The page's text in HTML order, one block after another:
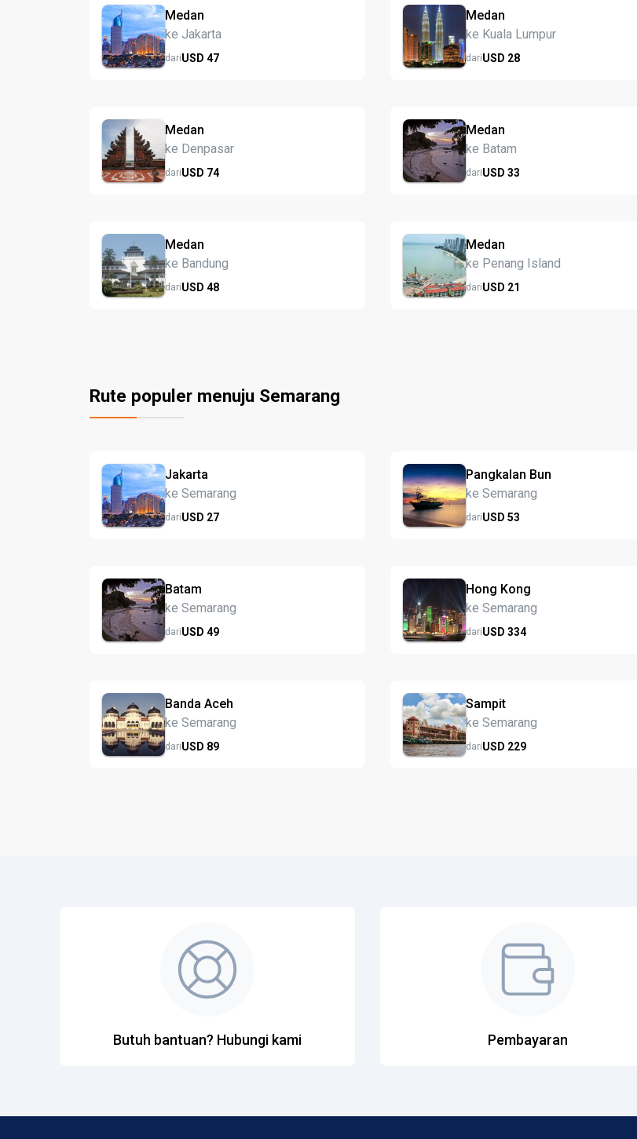
Medan
ke Jakarta
dariUSD 47
Medan
ke Kuala Lumpur
dariUSD 28
Medan
ke Denpasar
dariUSD 74
Medan
ke Batam
dariUSD 33
Medan
ke Bandung
dariUSD 48
Medan
ke Penang Island
dariUSD 21
Rute populer menuju Semarang
Jakarta
ke Semarang
dariUSD 27
Pangkalan Bun
ke Semarang
dariUSD 53
Batam
ke Semarang
dariUSD 49
Hong Kong
ke Semarang
dariUSD 334
Banda Aceh
ke Semarang
dariUSD 89
Sampit
ke Semarang
dariUSD 229
Butuh bantuan? Hubungi kami Pembayaran